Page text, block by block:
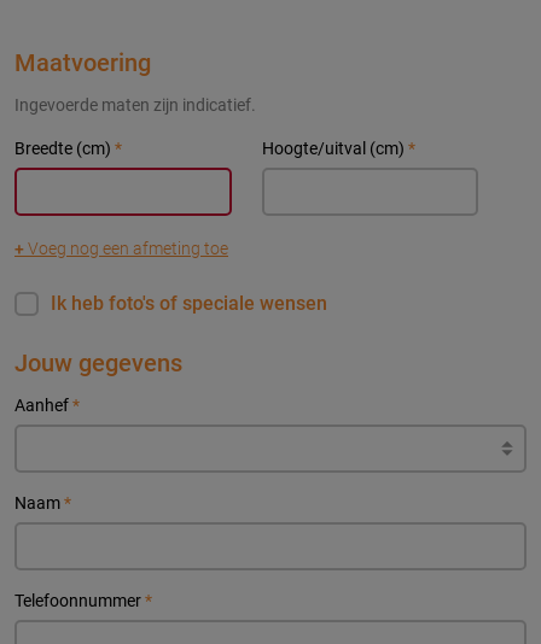
Maatvoering
Ingevoerde maten zijn indicatief.
Breedte (cm) * Hoogte/uitval (cm) *
+Voeg nog een afmeting toe
Ik heb foto's of speciale wensen
Jouw gegevens
Aanhef*
Naam*
Telefoonnummer*